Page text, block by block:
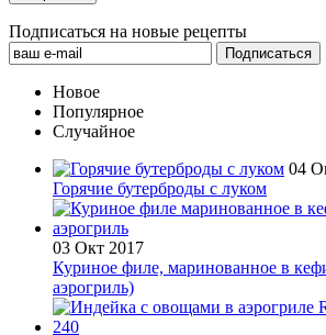
Подписаться на новые рецепты
Новое
Популярное
Случайное
04
Горячие бутерброды с луком
03 Окт 2017
Куриное филе, маринованное в
аэрогриль)